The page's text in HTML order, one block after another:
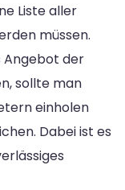
Liste aller
müssen.
Angebot der
sollte man
einholen
Dabei ist es